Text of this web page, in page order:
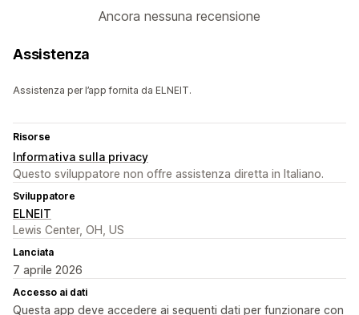
Ancora nessuna recensione
Assistenza
Assistenza per l’app fornita da ELNEIT.
Risorse
Informativa sulla privacy
Questo sviluppatore non offre assistenza diretta in Italiano.
Sviluppatore
ELNEIT
Lewis Center, OH, US
Lanciata
7 aprile 2026
Accesso ai dati
Questa app deve accedere ai seguenti dati per funzionare con